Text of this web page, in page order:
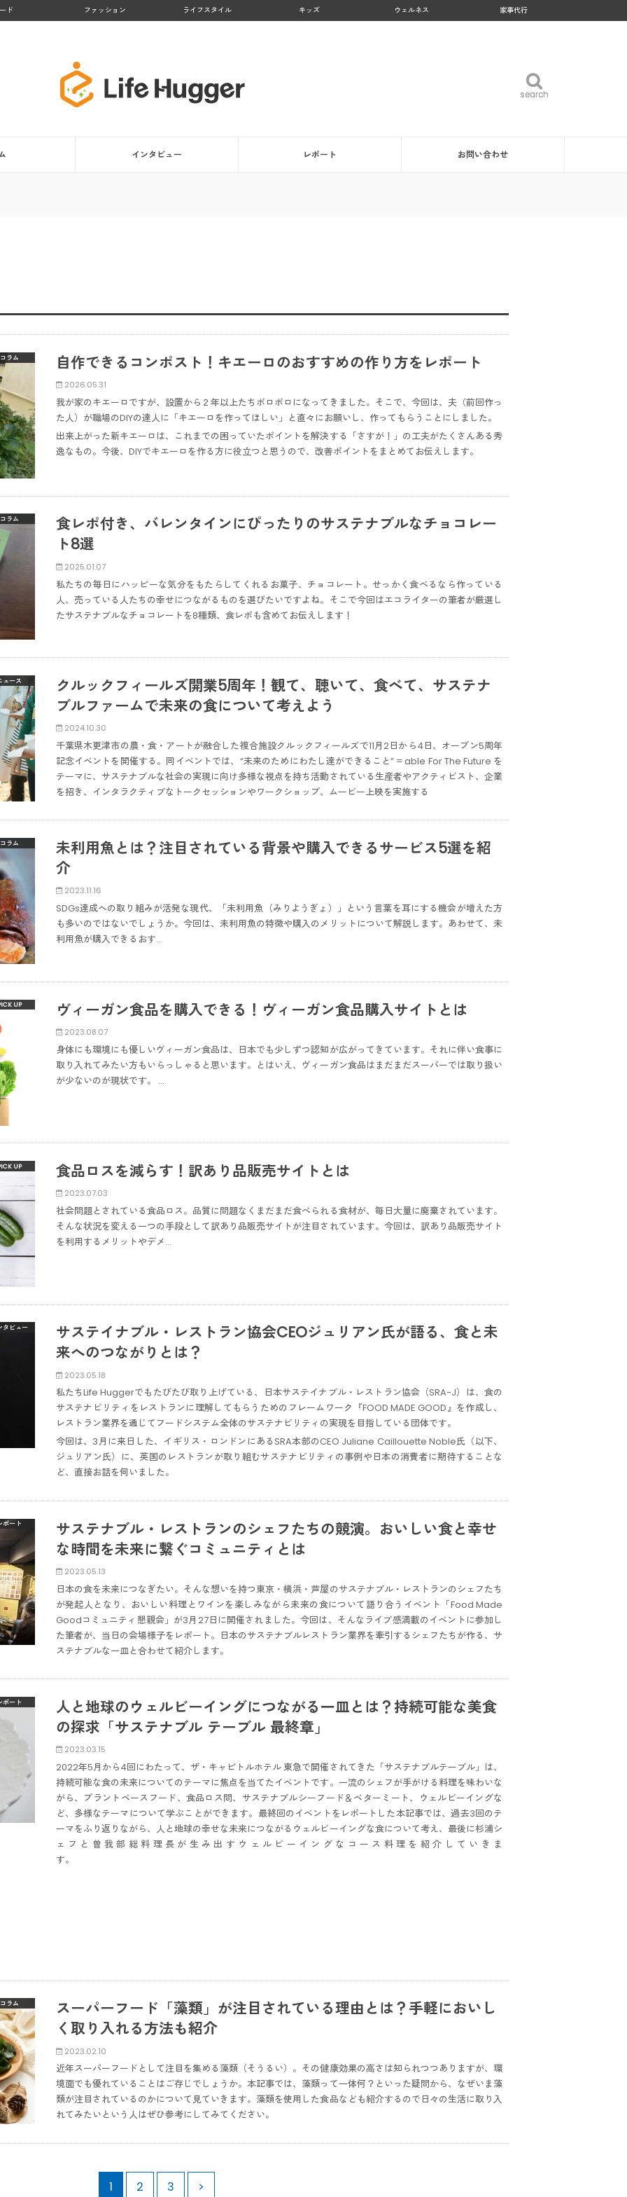
ド ファッション ライフスタイル キッズ ウェルネス 家事代行
search
search
インタビュー レポート お問い合わせ
コラム 自作できるコンポスト！キエーロのおすすめの作り方をレポート
2026.05.31
我が家のキエーロですが、設置から２年以上たちボロボロになってきました。そこで、今回は、夫（前回作っ
た人）が職場のDIYの達人に「キエーロを作ってほしい」と直々にお願いし、作ってもらうことにしました。
出来上がった新キエーロは、これまでの困っていたポイントを解決する「さすが！」の工夫がたくさんある秀
逸なもの。今後、DIYでキエーロを作る方に役立つと思うので、改善ポイントをまとめてお伝えします。
コラム
食レポ付き、バレンタインにぴったりのサステナブルなチョコレー
ト8選
2025.01.07
私たちの毎日にハッピーな気分をもたらしてくれるお菓子、チョコレート。せっかく食べるなら作っている
人、売っている人たちの幸せにつながるものを選びたいですよね。そこで今回はエコライターの筆者が厳選し
たサステナブルなチョコレートを8種類、食レポも含めてお伝えします！
ュース
クルックフィールズ開業5周年！観て、聴いて、食べて、サステナ
ブルファームで未来の食について考えよう
2024.10.30
千葉県木更津市の農・食・アートが融合した複合施設クルックフィールズで11月2日から4日、オープン5周年
記念イベントを開催する。同イベントでは、“未来のためにわたし達ができること” = able For The Future を
テーマに、サステナブルな社会の実現に向け多様な視点を持ち活動されている生産者やアクティビスト、企業
を招き、インタラクティブなトークセッションやワークショップ、ムービー上映を実施する
コラム
未利用魚とは？注目されている背景や購入できるサービス5選を紹
介
2023.11.16
SDGs達成への取り組みが活発な現代、「未利用魚（みりようぎょ）」という言葉を耳にする機会が増えた方
も多いのではないでしょうか。今回は、未利用魚の特徴や購入のメリットについて解説します。あわせて、未
利用魚が購入できるおす…
ヴィーガン食品を購入できる！ヴィーガン食品購入サイトとは
2023.08.07
身体にも環境にも優しいヴィーガン食品は、日本でも少しずつ認知が広がってきています。それに伴い食事に
取り入れてみたい方もいらっしゃると思います。とはいえ、ヴィーガン食品はまだまだスーパーでは取り扱い
が少ないのが現状です。 …
食品ロスを減らす！訳あり品販売サイトとは
2023.07.03
社会問題とされている食品ロス。品質に問題なくまだまだ食べられる食材が、毎日大量に廃棄されています。
そんな状況を変える一つの手段として訳あり品販売サイトが注目されています。今回は、訳あり品販売サイト
を利用するメリットやデメ…
タビュー
サステイナブル・レストラン協会CEOジュリアン氏が語る、食と未
来へのつながりとは？
2023.05.18
私たちLife Huggerでもたびたび取り上げている、日本サステイナブル・レストラン協会（SRA-J）は、食の
サステナビリティをレストランに理解してもらうためのフレームワーク『FOOD MADE GOOD』を作成し、
レストラン業界を通じてフードシステム全体のサステナビリティの実現を目指している団体です。
今回は、3月に来日した、イギリス・ロンドンにあるSRA本部のCEO Juliane Caillouette Noble氏（以下、
ジュリアン氏）に、英国のレストランが取り組むサステナビリティの事例や日本の消費者に期待することな
ど、直接お話を伺いました。
ポート
サステナブル・レストランのシェフたちの競演。おいしい食と幸せ
な時間を未来に繋ぐコミュニティとは
2023.05.13
日本の食を未来につなぎたい。そんな想いを持つ東京・横浜・芦屋のサステナブル・レストランのシェフたち
が発起人となり、おいしい料理とワインを楽しみながら未来の食について語り合うイベント「Food Made
Goodコミュニティ懇親会」が3月27日に開催されました。今回は、そんなライブ感満載のイベントに参加し
た筆者が、当日の会場様子をレポート。日本のサステナブルレストラン業界を牽引するシェフたちが作る、サ
ステナブルな一皿と合わせて紹介します。
ポート
人と地球のウェルビーイングにつながる一皿とは？持続可能な美食
の探求「サステナブル テーブル 最終章」
2023.03.15
2022年5月から4回にわたって、ザ・キャピトルホテル 東急で開催されてきた「サステナブルテーブル」は、
持続可能な食の未来についてのテーマに焦点を当てたイベントです。一流のシェフが手がける料理を味わいな
がら、プラントベースフード、食品ロス問、サステナブルシーフード＆ベターミート、ウェルビーイングな
ど、多様なテーマについて学ぶことができます。最終回のイベントをレポートした本記事では、過去3回のテ
ーマをふり返りながら、人と地球の幸せな未来につながるウェルビーイングな食について考え、最後に杉浦シ
ェフと曽我部総料理長が生み出すウェルビーイングなコース料理を紹介していきま
す。
コラム
スーパーフード「藻類」が注目されている理由とは？手軽においし
く取り入れる方法も紹介
2023.02.10
近年スーパーフードとして注目を集める藻類（そうるい）。その健康効果の高さは知られつつありますが、環
境面でも優れていることはご存じでしょうか。本記事では、藻類って一体何？といった疑問から、なぜいま藻
類が注目されているのかについて見ていきます。藻類を使用した食品なども紹介するので日々の生活に取り入
れてみたいという人はぜひ参考にしてみてください。
1 2 3 >